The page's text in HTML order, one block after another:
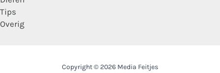
Tips
Overig
Copyright © 2026 Media Feitjes